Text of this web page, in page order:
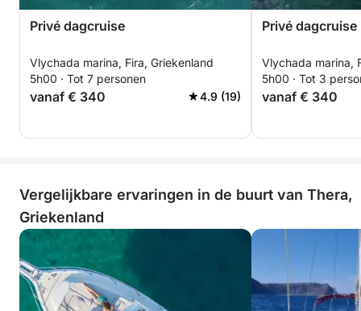
Privé dagcruise
Vlychada marina, Fira, Griekenland
5h00 · Tot 7 personen
vanaf € 340 4.9 (19)
Privé dagcruise
Vlychada marina,
5h00 · Tot 3
vanaf € 340
Vergelijkbare ervaringen in de buurt van Thera,
Griekenland